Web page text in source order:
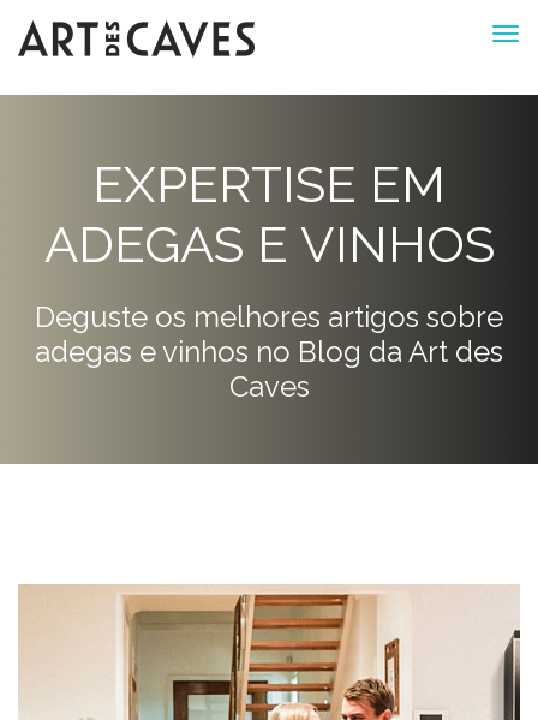
EXPERTISE EM
ADEGAS E VINHOS
Deguste os melhores artigos sobre
adegas e vinhos no Blog da Art des
Caves